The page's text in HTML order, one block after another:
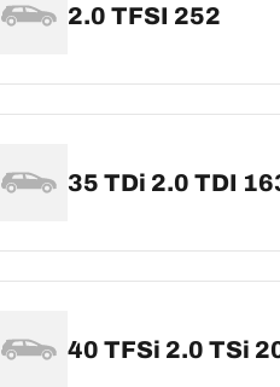
2.0 TFSI 252
35 TDi 2.0 TDI
40 TFSi 2.0 TSi